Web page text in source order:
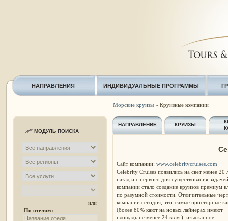
НАПРАВЛЕНИЯ ИНДИВИДУАЛЬНЫЕ ПРОГРАММЫ
МОДУЛЬ ПОИСКА
или
По отелям:
Морские круизы» Круизные компании
НАПРАВЛЕНИЕ КРУИЗЫ
Сайт компании: www.celebritycruises.com
Celebrity Cruises появились на свет менее 20
назад и с первого дня существования задачей
компании стало создание круизов премиум
по разумной стоимости. Отличительные
компании сегодня, это: самые просторные
(более 80% кают на новых лайнерах имеют
площадь не менее 24 кв.м.), изысканное